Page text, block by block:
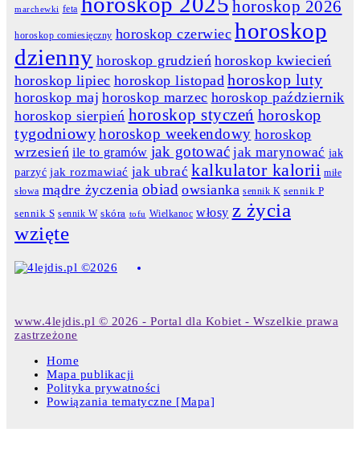
marchewki feta horoskop 2026
horoskop comiesięczny horoskop czerwiec horoskop
dzienny horoskop grudzień horoskop kwiecień
horoskop lipiec horoskop listopad horoskop luty
horoskop maj horoskop marzec horoskop październik
horoskop sierpień horoskop styczeń horoskop
tygodniowyhoroskop weekendowy horoskop
wrzesień ile to gramów jak gotować jak marynować jak
parzyć jak rozmawiać jak ubrać kalkulator kalorii miłe
słowa mądre życzenia obiad owsianka sennik K sennik P
sennik S sennik W skóra tofu Wielkanoc włosy z życia
wzięte
www.4lejdis.pl © 2026 - Portal dla Kobiet - Wszelkie prawa
zastrzeżone
Home
Mapa publikacji
Polityka prywatności
Powiązania tematyczne [Mapa]